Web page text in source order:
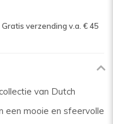
Gratis verzending v.a. € 45
van Dutch
een mooie en sfeervolle